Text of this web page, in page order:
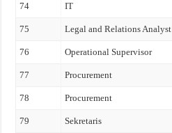
74 IT
75 Legal and Relations Analyst
76 Operational Supervisor
77 Procurement
78 Procurement
79 Sekretaris